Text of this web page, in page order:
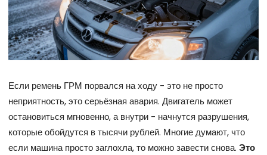
Если ремень ГРМ порвался на ходу - это не просто
неприятность, это серьёзная авария. Двигатель может
остановиться мгновенно, а внутри - начнутся разрушения,
которые обойдутся в тысячи рублей. Многие думают, что
если машина просто заглохла, то можно завести снова. Это